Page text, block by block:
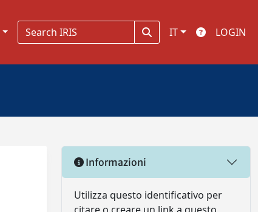
IT LOGIN
Informazioni
Utilizza questo identificativo per